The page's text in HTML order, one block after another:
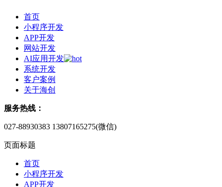
首页
小程序开发
APP开发
网站开发
AI应用开发
系统开发
客户案例
关于海创
服务热线：
027-88930383 13807165275(微信)
页面标题
首页
小程序开发
APP开发